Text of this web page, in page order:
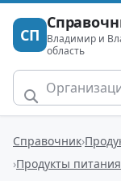
СП
Владимир и
область
Справочник
Продукты